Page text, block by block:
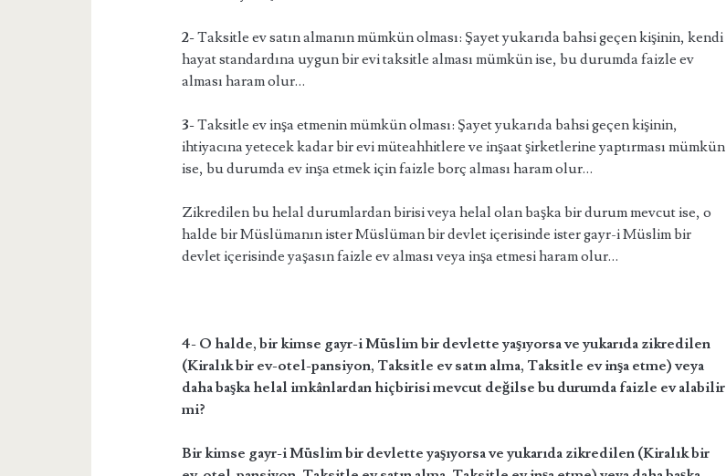
2-Taksitle ev satın almanın mümkün olması: Şayet yukarıda bahsi geçen kişinin, kendi
hayat standardına uygun bir evi taksitle alması mümkün ise, bu durumda faizle ev
alması haram olur…
3-Taksitle ev inşa etmenin mümkün olması: Şayet yukarıda bahsi geçen kişinin,
ihtiyacına yetecek kadar bir evi müteahhitlere ve inşaat şirketlerine yaptırması mümkün
ise, bu durumda ev inşa etmek için faizle borç alması haram olur…
Zikredilen bu helal durumlardan birisi veya helal olan başka bir durum mevcut ise, o
halde bir Müslümanın ister Müslüman bir devlet içerisinde ister gayr-i Müslim bir
devlet içerisinde yaşasın faizle ev alması veya inşa etmesi haram olur…
4- O halde, bir kimse gayr-i Müslim bir devlette yaşıyorsa ve yukarıda zikredilen
(Kiralık bir ev-otel-pansiyon, Taksitle ev satın alma, Taksitle ev inşa etme) veya
daha başka helal imkânlardan hiçbirisi mevcut değilse bu durumda faizle ev alabilir
mi?
Bir kimse gayr-i Müslim bir devlette yaşıyorsa ve yukarıda zikredilen (Kiralık bir